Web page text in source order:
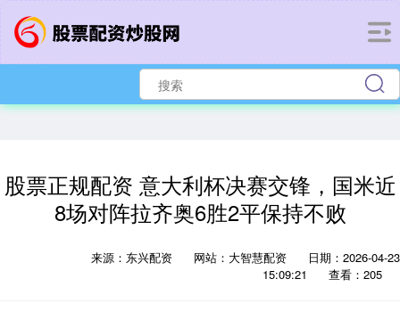
股票正规配资 意大利杯决赛交锋，国米近
8场对阵拉齐奥6胜2平保持不败
来源：东兴配资 网站：大智慧配资
日期：2026-04-23
15:09:21
查看：205